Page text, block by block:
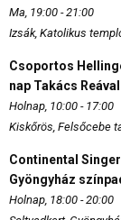
Ma, 19:00 - 21:00
Izsák, Katolikus
Csoportos
nap Takács Reával
Holnap, 10:00 - 17:00
Kiskőrös, Felsőcebe
Continental
Gyöngyház
Holnap, 18:00 - 20:00